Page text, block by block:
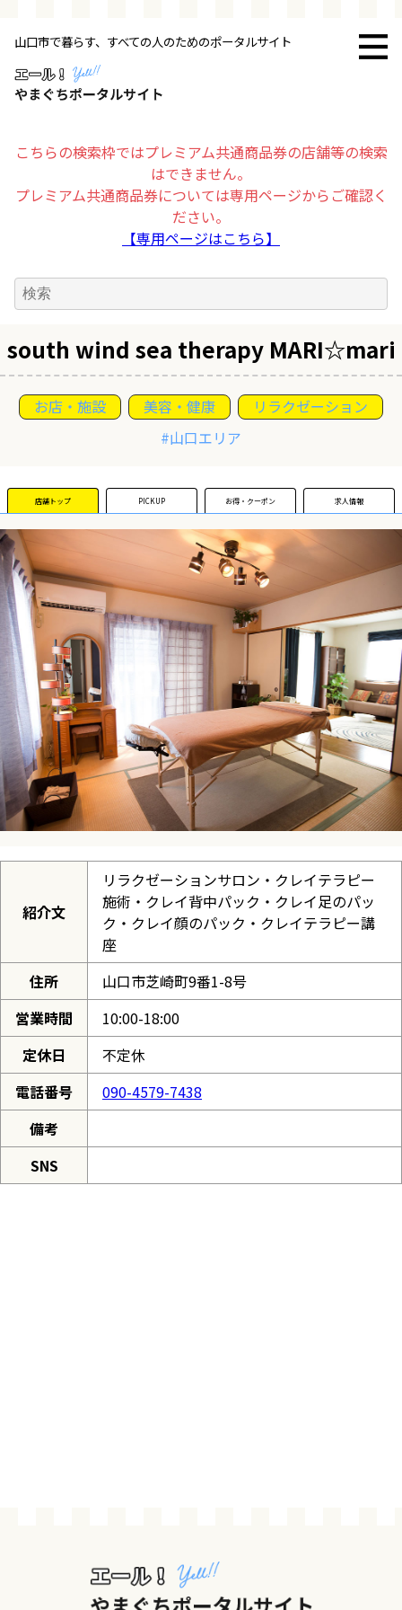
山口市で暮らす、すべての人のためのポータルサイト
こちらの検索枠ではプレミアム共通商品券の店舗等の検索
はできません。
プレミアム共通商品券については専用ページからご確認く
ださい。
【専用ページはこちら】
トップページ
その他
求人情報
お得
新規登録の事業者の皆様
すでにご登録済み事業者の皆様
イベント情報の掲載はこちら
south wind sea therapy MARI☆mari
お店・施設 美容・健康
リラクゼーション
#山口エリア
店舗トップ PICKUP お得・クーポン 求人情報
紹介文
リラクゼーションサロン・クレイテラピー
施術・クレイ背中パック・クレイ足のパッ
ク・クレイ顔のパック・クレイテラピー講
座
住所
山口市芝崎町9番1-8号
営業時間
10:00-18:00
定休日
不定休
電話番号
090-4579-7438
備考
SNS